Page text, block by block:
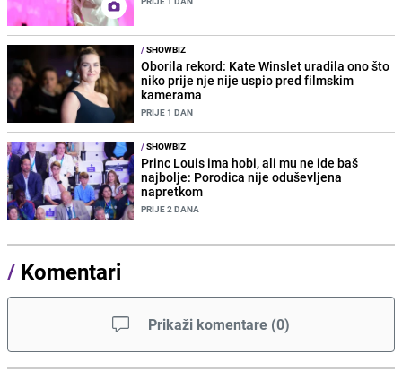
/SHOWBIZ
Oborila rekord: Kate Winslet uradila ono što
niko prije nje nije uspio pred filmskim
kamerama
PRIJE 1 DAN
/SHOWBIZ
Princ Louis ima hobi, ali mu ne ide baš
najbolje: Porodica nije oduševljena
napretkom
PRIJE 2 DANA
/ Komentari
Prikaži komentare (0)